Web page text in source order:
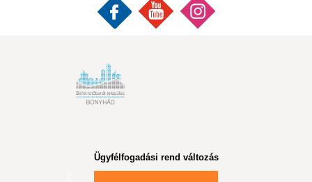
Ügyfélfogadási rend változás